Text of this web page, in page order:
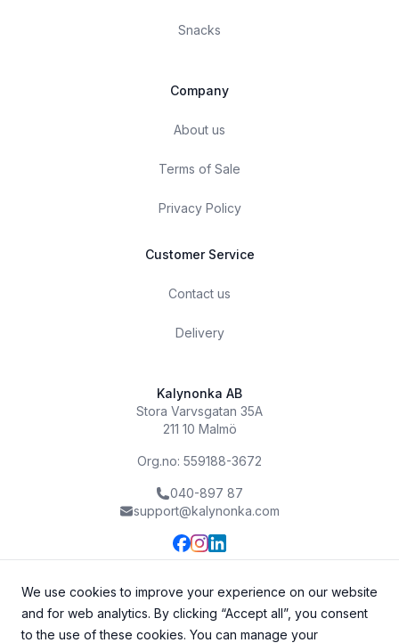
Snacks
Company
About us
Terms of Sale
Privacy Policy
Customer Service
Contact us
Delivery
Kalynonka AB
Stora Varvsgatan 35A
211 10 Malmö
Org.no: 559188-3672
040-897 87
support@kalynonka.com
We use cookies to improve your experience on our website
and for web analytics. By clicking “Accept all”, you consent
to the use of these cookies. You can manage your